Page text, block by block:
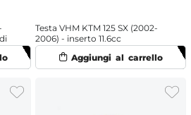
Testa VHM KTM 125 SX (2002-
2006) - inserto 11.6cc